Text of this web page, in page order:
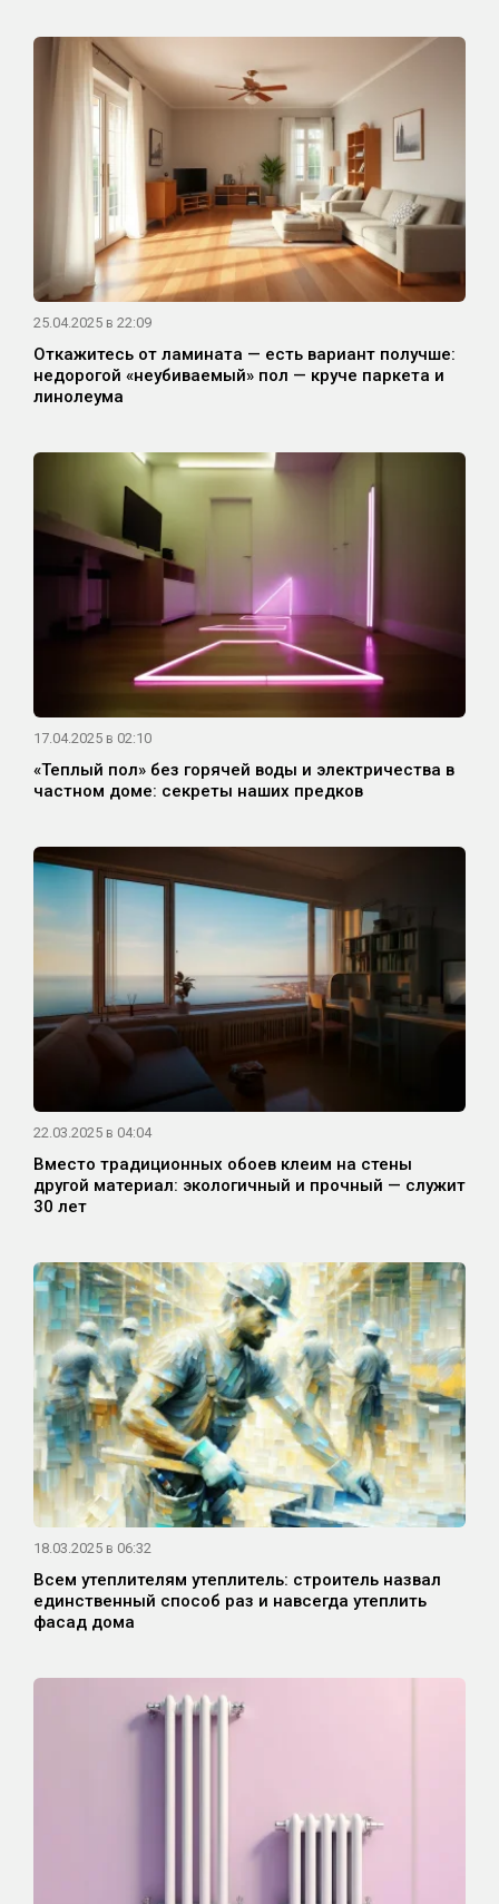
25.04.2025 в 22:09
Откажитесь от ламината — есть вариант получше:
недорогой «неубиваемый» пол — круче паркета и
линолеума
17.04.2025 в 02:10
«Теплый пол» без горячей воды и электричества в
частном доме: секреты наших предков
22.03.2025 в 04:04
Вместо традиционных обоев клеим на стены
другой материал: экологичный и прочный — служит
30 лет
18.03.2025 в 06:32
Всем утеплителям утеплитель: строитель назвал
единственный способ раз и навсегда утеплить
фасад дома